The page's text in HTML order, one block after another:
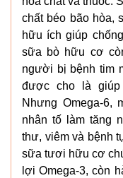
chất béo bão hòa,
hữu ích giúp
sữa bò hữu cơ
người bị bệnh tim
được cho là giúp
Nhưng Omega-6,
nhân tố làm tăng
thư, viêm và bệnh
sữa tươi hữu cơ
lợi Omega-3, còn